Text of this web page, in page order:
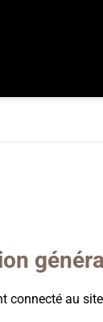
connecté au